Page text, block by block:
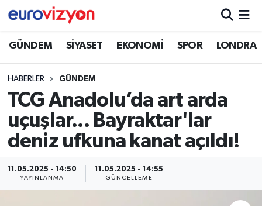
GÜNDEM SİYASET EKONOMİ SPOR LONDRA
HABERLER GÜNDEM
TCG Anadolu’da art arda
uçuşlar... Bayraktar'lar
deniz ufkuna kanat açıldı!
11.05.2025 - 14:50
YAYINLANMA
11.05.2025 - 14:55
GÜNCELLEME